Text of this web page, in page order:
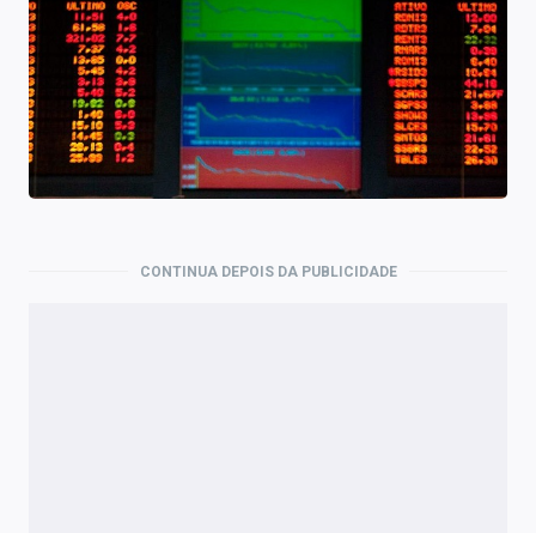
Carteiras Recomendadas
Central de Dividendos
Central de Fundos Imobiliários
CONTINUA DEPOIS DA PUBLICIDADE